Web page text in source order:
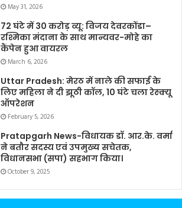
May 31, 2026
72 घंटे में 30 करोड़ व्यू: विजय देवरकोंडा–
रश्मिका मंदाना के साथ मान्यवर-मोहे का
कैंपेन हुआ वायरल
March 6, 2026
Uttar Pradesh: मेरठ में नाले की सफाई के
लिए महिला ने दी झूठी कॉल, 10 घंटे चला रेस्क्यू
ऑपरेशन
February 5, 2026
Pratapgarh News-विधायक डॉ. आर.के. वर्मा
ने बतौर सदस्य एवं उपमुख्य सचेतक,
विधानसभा (सपा) सहभाग किया।
October 9, 2025